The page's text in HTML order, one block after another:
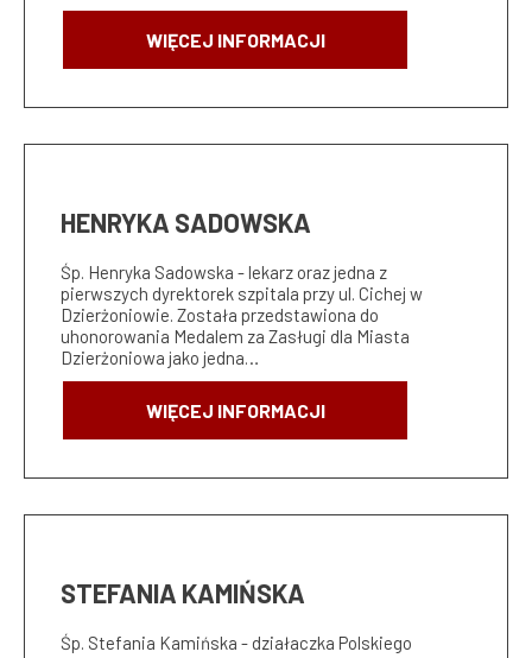
WIĘCEJ INFORMACJI
HENRYKA SADOWSKA
Śp. Henryka Sadowska - lekarz oraz jedna z
pierwszych dyrektorek szpitala przy ul. Cichej w
Dzierżoniowie. Została przedstawiona do
uhonorowania Medalem za Zasługi dla Miasta
Dzierżoniowa jako jedna…
WIĘCEJ INFORMACJI
STEFANIA KAMIŃSKA
Śp. Stefania Kamińska - działaczka Polskiego